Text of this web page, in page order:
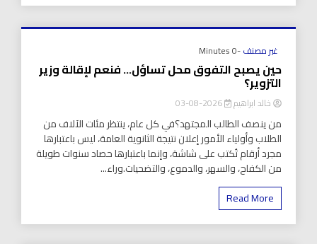
غير مصنف-0 Minutes
حين يصبح التفوق محل تساؤل… فنعم لإقالة وزير
التزوير؟
خالد ابراهيم 2026-08-03
من ينصف الطالب المجتهد؟في كل عام، ينتظر مئات الآلاف من
الطلاب وأولياء الأمور إعلان نتيجة الثانوية العامة، ليس باعتبارها
مجرد أرقام تُكتب على شاشة، وإنما باعتبارها حصاد سنوات طويلة
من الكفاح، والسهر، والدموع، والتضحيات.وراء...
Read More